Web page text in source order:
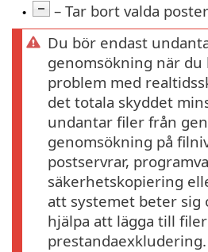
•
– Tar bort valda poster
Du bör endast
genomsökning när du
problem med
det totala skyddet
undantar filer från
genomsökning på
postservrar,
säkerhetskopiering
att systemet beter sig
hjälpa att lägga till
prestandaexkludering.